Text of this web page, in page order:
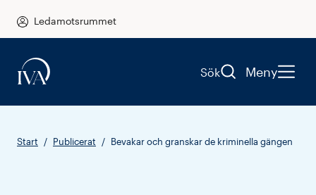
Ledamotsrummet
Sök Meny
Start Publicerat Bevakar och granskar de kriminella gängen